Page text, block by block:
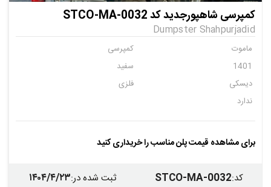
کمپرسی شاهپورجدید کد STCO-MA-0032
Dumpster Shahpurjadid
ماموت
کمپرسی
1401
سفید
دیسکی
فلزی
ندارد
برای مشاهده قیمت پلن مناسب را خریداری کنید
کد:
STCO-MA-0032 ثبت شده در:۱۴۰۴/۴/۲۳